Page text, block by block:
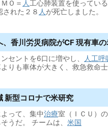
Ｏ＝ 人 工心肺装置を使ってい
された２８ 人 が死亡しました。
香川労災病院がCF 現有車
セントを6口に増やし、 人工呼
りも車体が大きく、救急救命士
新型コロナで米研究
って、集中治療室（ＩＣＵ）
うだ。 チームは、 米国